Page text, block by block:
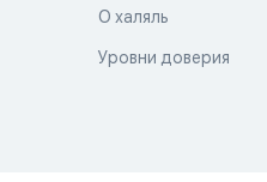
О халяль
Уровни доверия